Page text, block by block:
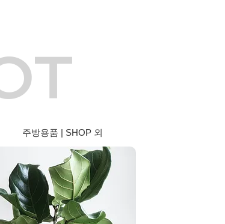
주방용품 | SHOP 외